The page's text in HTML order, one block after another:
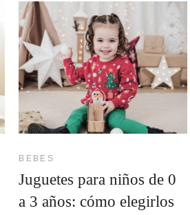
BEBES
Juguetes para niños de 0
a 3 años: cómo elegirlos